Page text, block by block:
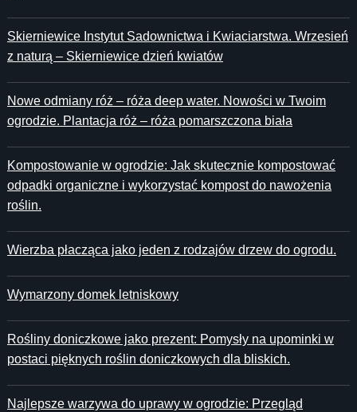
Skierniewice Instytut Sadownictwa i Kwiaciarstwa. Wrzesień
z naturą – Skierniewice dzień kwiatów
Nowe odmiany róż – róża deep water. Nowości w Twoim
ogrodzie. Plantacja róż – róża pomarszczona biała
Kompostowanie w ogrodzie: Jak skutecznie kompostować
odpadki organiczne i wykorzystać kompost do nawożenia
roślin.
Wierzba płacząca jako jeden z rodzajów drzew do ogrodu.
Wymarzony domek letniskowy
Rośliny doniczkowe jako prezent: Pomysły na upominki w
postaci pięknych roślin doniczkowych dla bliskich.
Najlepsze warzywa do uprawy w ogrodzie: Przegląd